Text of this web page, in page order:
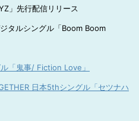
」先行配信リリース
タルシングル「Boom Boom
「鬼事/ Fiction Love」
日本5thシングル「セツナハ